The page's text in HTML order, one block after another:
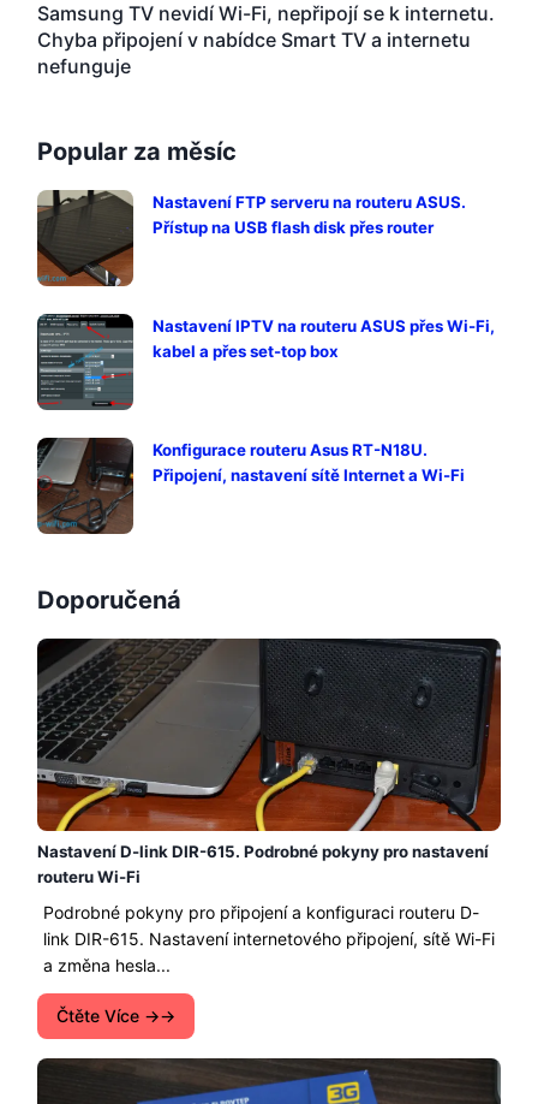
Samsung TV nevidí Wi-Fi, nepřipojí se k internetu.
Chyba připojení v nabídce Smart TV a internetu
nefunguje
Popular za měsíc
Nastavení FTP serveru na routeru ASUS.
Přístup na USB flash disk přes router
Nastavení IPTV na routeru ASUS přes Wi-Fi,
kabel a přes set-top box
Konfigurace routeru Asus RT-N18U.
Připojení, nastavení sítě Internet a Wi-Fi
Doporučená
Nastavení D-link DIR-615. Podrobné pokyny pro nastavení
routeru Wi-Fi
Podrobné pokyny pro připojení a konfiguraci routeru D-
link DIR-615. Nastavení internetového připojení, sítě Wi-Fi
a změna hesla...
Čtěte Více →